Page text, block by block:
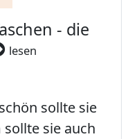
- die
lesen
sollte sie
sie auch